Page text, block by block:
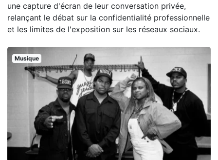
une capture d'écran de leur conversation privée,
relançant le débat sur la confidentialité professionnelle
et les limites de l'exposition sur les réseaux sociaux.
Musique